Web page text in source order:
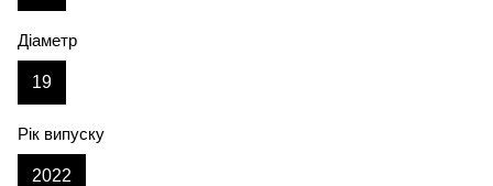
Діаметр
19
Рік випуску
2022